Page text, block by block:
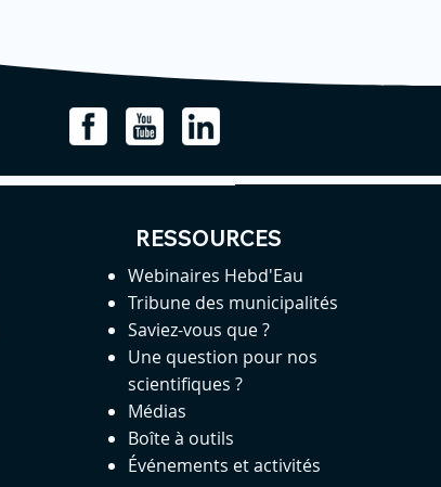
RESSOURCES
Webinaires Hebd'Eau
Tribune des municipalités
Saviez-vous que ?
Une question pour nos
scientifiques ?
Médias
Boîte à outils
Événements et activités